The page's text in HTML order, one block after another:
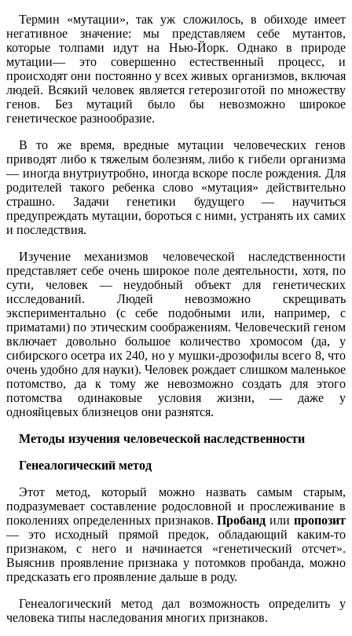
Термин «мутации», так уж сложилось, в обиходе имеет
негативное значение: мы представляем себе мутантов,
которые толпами идут на Нью-Йорк. Однако в природе
мутации— это совершенно естественный процесс, и
происходят они постоянно у всех живых организмов, включая
людей. Всякий человек является гетерозиготой по множеству
генов. Без мутаций было бы невозможно широкое
генетическое разнообразие.
В то же время, вредные мутации человеческих генов
приводят либо к тяжелым болезням, либо к гибели организма
— иногда внутриутробно, иногда вскоре после рождения. Для
родителей такого ребенка слово «мутация» действительно
страшно. Задачи генетики будущего — научиться
предупреждать мутации, бороться с ними, устранять их самих
и последствия.
Изучение механизмов человеческой наследственности
представляет себе очень широкое поле деятельности, хотя, по
сути, человек — неудобный объект для генетических
исследований. Людей невозможно скрещивать
экспериментально (с себе подобными или, например, с
приматами) по этическим соображениям. Человеческий геном
включает довольно большое количество хромосом (да, у
сибирского осетра их 240, но у мушки-дрозофилы всего 8, что
очень удобно для науки). Человек рождает слишком маленькое
потомство, да к тому же невозможно создать для этого
потомства одинаковые условия жизни, — даже у
однояйцевых близнецов они разнятся.
Методы изучения человеческой наследственности
Генеалогический метод
Этот метод, который можно назвать самым старым,
подразумевает составление родословной и прослеживание в
поколениях определенных признаков.Пробанд илипропозит
— это исходный прямой предок, обладающий каким-то
признаком, с него и начинается «генетический отсчет».
Выяснив проявление признака у потомков пробанда, можно
предсказать его проявление дальше в роду.
Генеалогический метод дал возможность определить у
человека типы наследования многих признаков.